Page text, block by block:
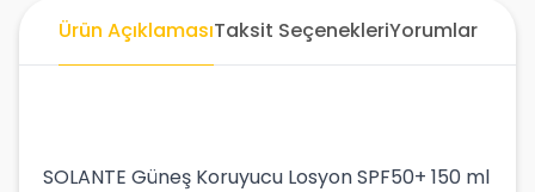
Ürün AçıklamasıTaksit SeçenekleriYorumlar
SOLANTE Güneş Koruyucu Losyon SPF50+ 150 ml